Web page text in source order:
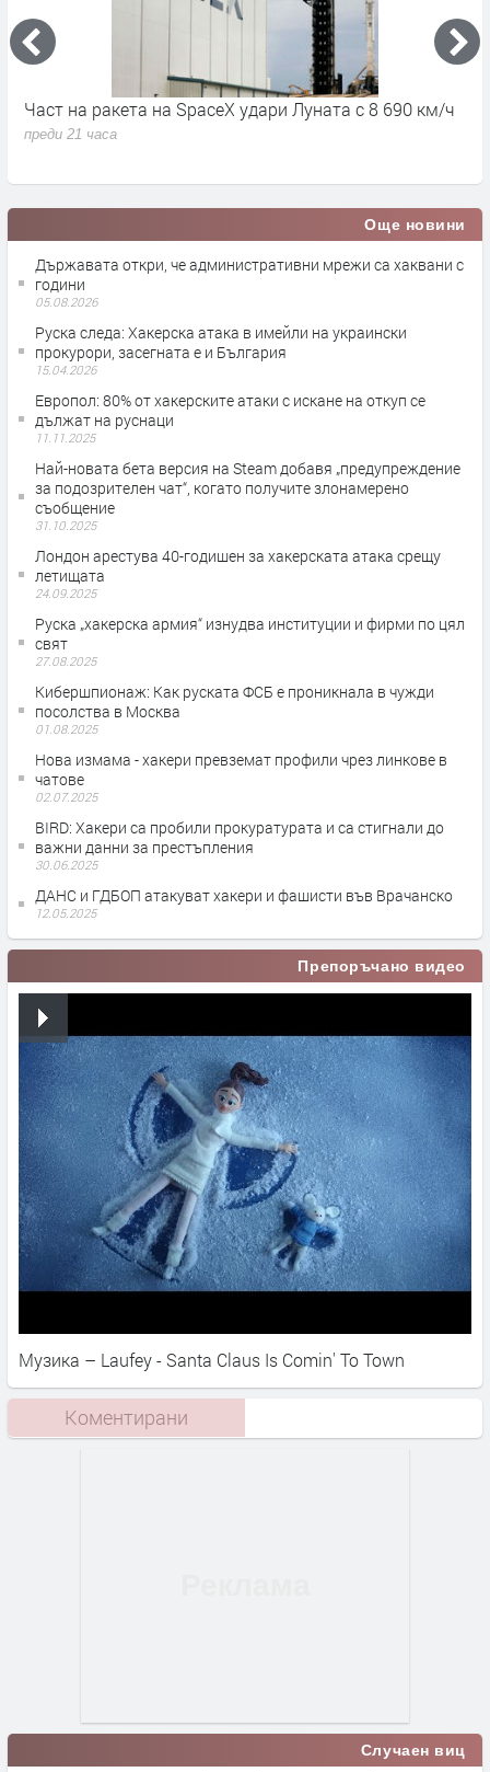
Част на ракета на SpaceX удари Луната с 8 690 км/ч
преди 21 часа
Още новини
Държавата откри, че административни мрежи са хаквани с
години
05.08.2026
Руска следа: Хакерска атака в имейли на украински
прокурори, засегната е и България
15.04.2026
Европол: 80% от хакерските атаки с искане на откуп се
дължат на руснаци
11.11.2025
Най-новата бета версия на Steam добавя „предупреждение
за подозрителен чат“, когато получите злонамерено
съобщение
31.10.2025
Лондон арестува 40-годишен за хакерската атака срещу
летищата
24.09.2025
Руска „хакерска армия“ изнудва институции и фирми по цял
свят
27.08.2025
Кибершпионаж: Как руската ФСБ е проникнала в чужди
посолства в Москва
01.08.2025
Нова измама - хакери превземат профили чрез линкове в
чатове
02.07.2025
BIRD: Хакери са пробили прокуратурата и са стигнали до
важни данни за престъпления
30.06.2025
ДАНС и ГДБОП атакуват хакери и фашисти във Врачанско
12.05.2025
Препоръчано видео
Музика – Laufey - Santa Claus Is Comin' To Town
Коментирани
Случаен виц